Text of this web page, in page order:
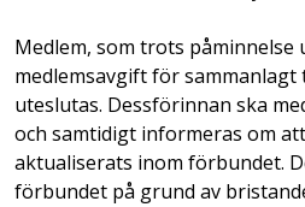
Medlem, som trots
medlemsavgift för sammanlagt
uteslutas. Dessförinnan ska
och samtidigt informeras om
aktualiserats inom förbundet.
förbundet på grund av